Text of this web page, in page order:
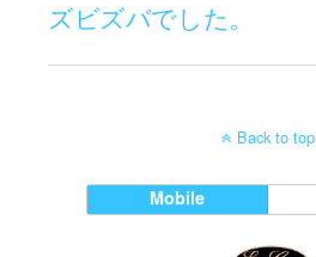
ズビズバでした。
Back to top
Mobile